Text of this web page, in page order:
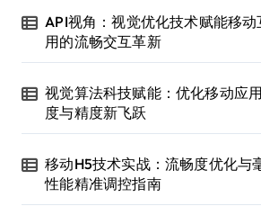
API视角：视觉优化技术赋能移动
用的流畅交互革新
视觉算法科技赋能：优化移动应
度与精度新飞跃
移动H5技术实战：流畅度优化与
性能精准调控指南